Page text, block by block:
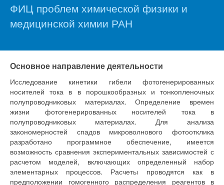
ФИЦ проблем химической физики и
медицинской химии РАН
Основное направление деятельности
Исследование кинетики гибели фотогенерированных
носителей тока в в порошкообразных и тонкопленочных
полупроводниковых материалах. Определение времен
жизни фотогенерированных носителей тока в
полупроводниковых материалах. Для анализа
закономерностей спадов микроволнового фотоотклика
разработано программное обеспечение, имеется
возможность сравнения экспериментальных зависимостей с
расчетом моделей, включающих определенный набор
элементарных процессов. Расчеты проводятся как в
предположении гомогенного распределения реагентов в